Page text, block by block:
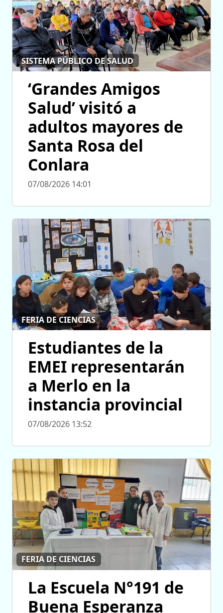
SISTEMA PÚBLICO DE SALUD
‘Grandes Amigos
Salud’ visitó a
adultos mayores de
Santa Rosa del
Conlara
07/08/2026 14:01
FERIA DE CIENCIAS
Estudiantes de la
EMEI representarán
a Merlo en la
instancia provincial
07/08/2026 13:52
FERIA DE CIENCIAS
La Escuela N°191 de
Buena Esperanza